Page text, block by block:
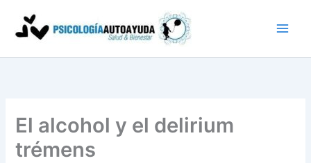
contenido
El alcohol y el delirium
trémens